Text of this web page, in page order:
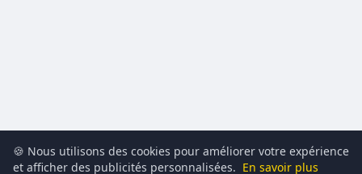
🍪 Nous utilisons des cookies pour améliorer votre expérience
et afficher des publicités personnalisées. En savoir plus